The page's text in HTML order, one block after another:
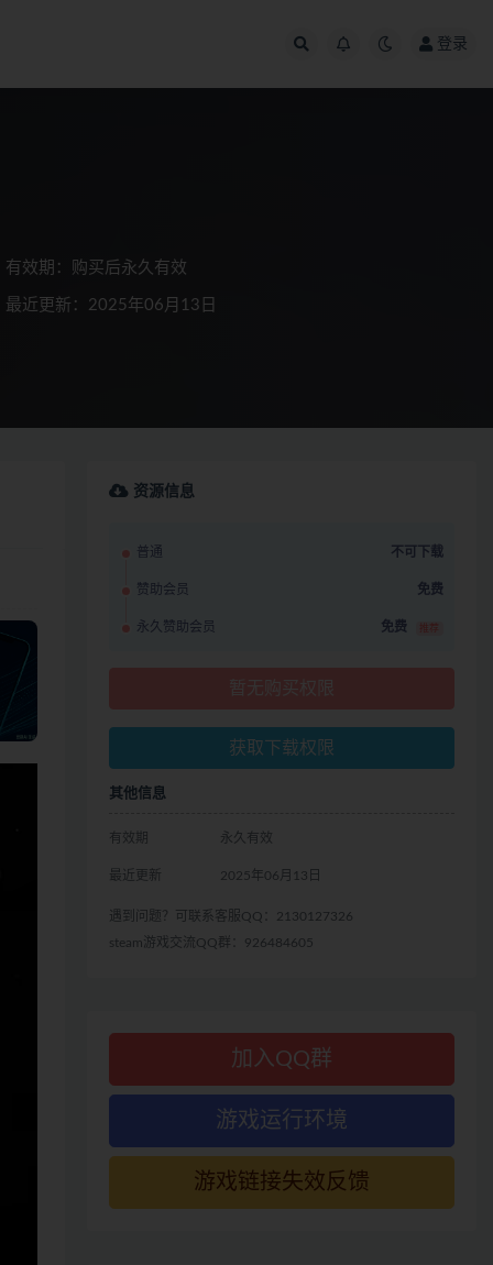
登录
有效期：购买后永久有效
最近更新：2025年06月13日
资源信息
普通 不可下载
赞助会员 免费
永久赞助会员 免费 推荐
获取下载权限
其他信息
有效期 永久有效
最近更新 2025年06月13日
遇到问题？可联系客服QQ：2130127326
steam游戏交流QQ群：926484605
加入QQ群
游戏运行环境
游戏链接失效反馈